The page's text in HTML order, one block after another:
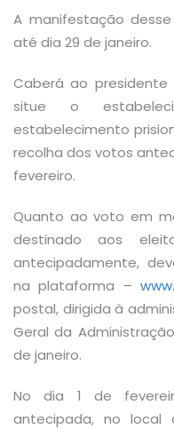
A manifestação
até dia 29 de janeiro.
Caberá ao presidente
situe o
estabelecimento
recolha dos votos
fevereiro.
Quanto ao voto em
destinado aos
antecipadamente,
na plataforma –
postal, dirigida à
Geral da
de janeiro.
No dia 1 de
antecipada, no local